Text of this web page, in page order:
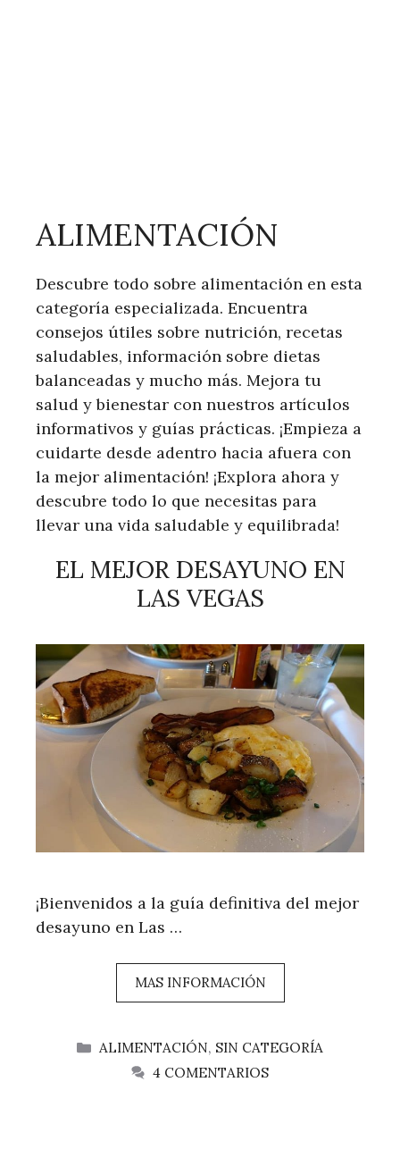
ALIMENTACIÓN
Descubre todo sobre alimentación en esta
categoría especializada. Encuentra
consejos útiles sobre nutrición, recetas
saludables, información sobre dietas
balanceadas y mucho más. Mejora tu
salud y bienestar con nuestros artículos
informativos y guías prácticas. ¡Empieza a
cuidarte desde adentro hacia afuera con
la mejor alimentación! ¡Explora ahora y
descubre todo lo que necesitas para
llevar una vida saludable y equilibrada!
EL MEJOR DESAYUNO EN
LAS VEGAS
¡Bienvenidos a la guía definitiva del mejor
desayuno en Las …
MAS INFORMACIÓN
CATEGORÍAS
ALIMENTACIÓN, SIN CATEGORÍA
4 COMENTARIOS